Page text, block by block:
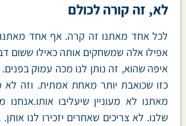
לא, זה קורה לכולם
לכל אחד מאתנו זה קרה. אף אחד
אפילו אלה שמשחקים אותה כאילו ששום
איפה שהוא, זה נותן לנו מכה עמוק בפנים.
כזו שכואבת יותר מאחת אמתית. וזה
מאתנו לא מעוניין שיעליבו אותו.אנחנו
שלנו. לא צריכים שאחרים יזכירו לנו